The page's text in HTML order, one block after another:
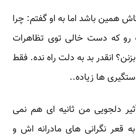
همین باشد اما به او گفتم: چرا
رو که دست خالی توی تظاهرات
انقدر بد به دلت راه نده. فقط
ها زیاده..
دلجویی من ثانیه ای هم نمی
قعر نگرانی های مادرانه اش و